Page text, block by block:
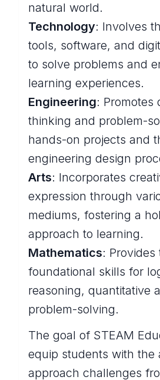
natural world.
Technology: Involves
tools, software, and
to solve problems and
learning experiences.
Engineering: Promotes
thinking and problem-
hands-on projects and
engineering design
Arts: Incorporates
expression through
mediums, fostering a
approach to learning.
Mathematics: Provides
foundational skills for
reasoning, quantitative
problem-solving.
The goal of STEAM
equip students with the
approach challenges